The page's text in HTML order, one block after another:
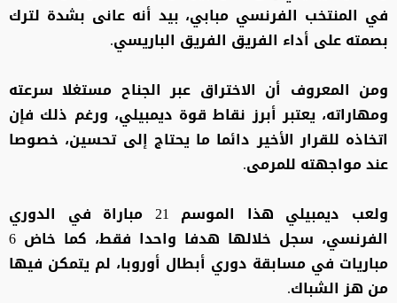
في المنتخب الفرنسي مبابي، بيد أنه عانى بشدة لترك
بصمته على أداء الفريق الفريق الباريسي.
ومن المعروف أن الاختراق عبر الجناح مستغلا سرعته
ومهاراته، يعتبر أبرز نقاط قوة ديمبيلي، ورغم ذلك فإن
اتخاذه للقرار الأخير دائما ما يحتاج إلى تحسين، خصوصا
عند مواجهته للمرمى.
ولعب ديمبيلي هذا الموسم 21 مباراة في الدوري
الفرنسي، سجل خلالها هدفا واحدا فقط، كما خاض 6
مباريات في مسابقة دوري أبطال أوروبا، لم يتمكن فيها
من هز الشباك.